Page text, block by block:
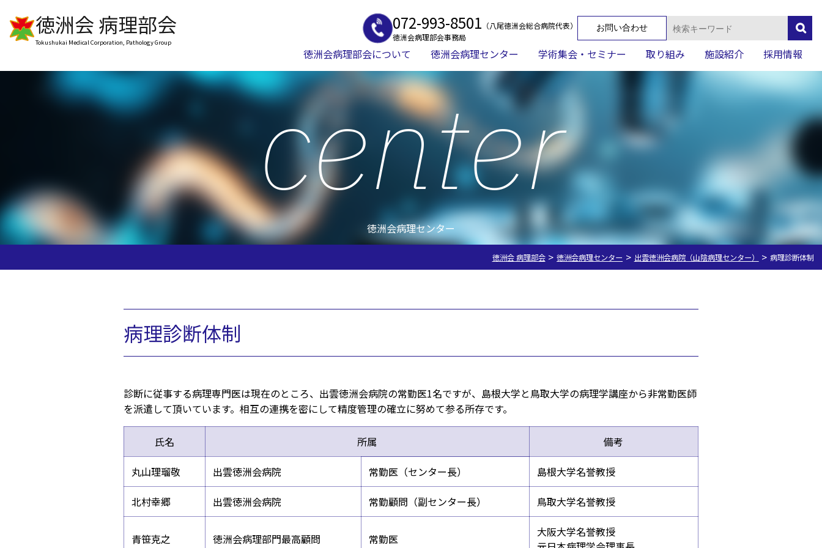
徳洲会 病理部会
Tokushukai Medical Corporation, Pathology Group
072-993-8501 （八尾徳洲会総合病院代表）
徳洲会病理部会事務局
お問い合わせ
検
索:
徳洲会病理部会について
徳洲会病理センター 学術集会・セミナー 取り組み 施設紹介 採用情報
center
徳洲会病理センター
徳洲会 病理部会 > 徳洲会病理センター > 出雲徳洲会病院（山陰病理センター） > 病理診断体制
病理診断体制
診断に従事する病理専門医は現在のところ、出雲徳洲会病院の常勤医1名ですが、島根大学と鳥取大学の病理学講座から非常勤医師
を派遣して頂いています。相互の連携を密にして精度管理の確立に努めて参る所存です。
氏名 所属 備考
丸山理瑠敬 出雲徳洲会病院 常勤医（センター長） 島根大学名誉教授
北村幸郷 出雲徳洲会病院 常勤顧問（副センター長） 鳥取大学名誉教授
青笹克之 徳洲会病理部門最高顧問 常勤医
大阪大学名誉教授